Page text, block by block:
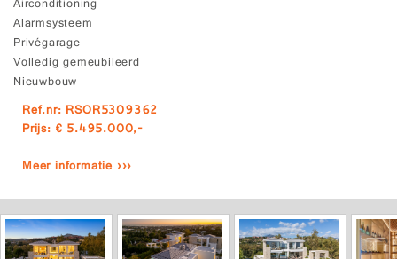
Airconditioning
Alarmsysteem
Privégarage
Volledig gemeubileerd
Nieuwbouw
Ref.nr: RSOR5309362
Prijs: € 5.495.000,-
Meer informatie ›››